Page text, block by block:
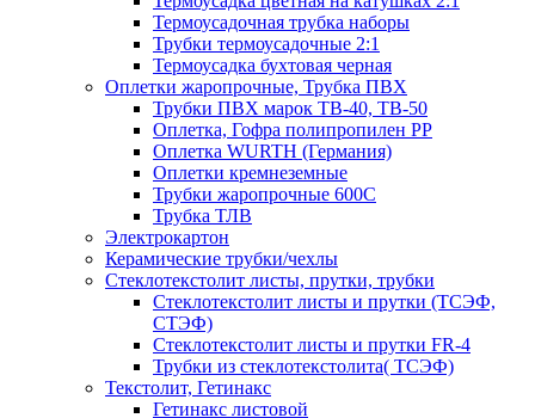
Термоусадочная трубка наборы
Трубки термоусадочные 2:1
Термоусадка бухтовая черная
Оплетки жаропрочные, Трубка ПВХ
Трубки ПВХ марок ТВ-40, ТВ-50
Оплетка, Гофра полипропилен PP
Оплетка WURTH (Германия)
Оплетки кремнеземные
Трубки жаропрочные 600С
Трубка ТЛВ
Электрокартон
Керамические трубки/чехлы
Cтеклотекстолит листы, прутки, трубки
Стеклотекстолит листы и прутки (ТСЭФ,
СТЭФ)
Стеклотекстолит листы и прутки FR-4
Трубки из стеклотекстолита( ТСЭФ)
Текстолит, Гетинакс
Гетинакс листовой